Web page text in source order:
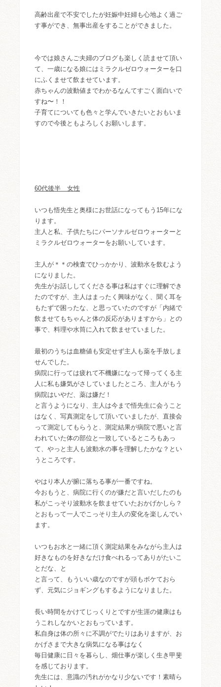
高齢出産で不安でしたが妊娠中妊婦も心地よく過ご
す事ができ、無事出産をすることができました。
今では娘さんご夫婦のブログも楽しく読ませて頂い
て、一歳になる娘にはミラクルゼロウォーターを口
にふくませて飲ませています。
赤ちゃんの波動値までわかるなんてすごく面白いで
すね〜！！
子育てについても色々と学んでいきたいとおもいま
すので今後ともよろしくお願いします。
60代後半 女性
いつも悟先生と奥様にお世話になってもう15年にな
ります。
主人と私、子供たちにパーソナルゼロウォーターと
ミラクルゼロウォーターをお願いしています。
主人が＊＊の検査でひっかかり、波動水を飲むよう
になりました。
先生がお話ししてくださる事は私はすぐに理解でき
たのですが、主人はまったく興味がなく、聞く耳を
もたずで困ったな、と思っていたのですが「内緒で
飲ませてもちゃんと体の反応がありますから」との
事で、料理や水筒に入れて飲ませていました。
最初のうちは血糖値も安定せず主人も薬を手放しま
せんでした。
病院に行っては疲れて不機嫌になって帰ってくる主
人に私も嫌気がさしていましたところ、主人がもう
病院はいやだ、薬は嫌だ！
と言うようになり、主人は今まで悟先生に会うこと
はなく、写真測定をして頂いていましたが、直接会
って測定してもらうと、測定結果が病院で悪いと言
われていた体の部位と一致しているところもあっ
て、やっと主人も波動水の事を理解したかな？とい
うところです。
やはり本人が腑に落ちる事が一番ですね。
今おもうと、病院に行くのが嫌だと言いだしたのも
私がこっそり波動水を飲ませていたおかげかしら？
とおもって一人でこっそり主人の変化を楽しんでい
ます。
いつもお水と一緒に頂く測定結果をみながら主人は
好きなものを好きなだけ食べれるってありがたいこ
とだな、と
と言って、もういい歳なのですが頭もボケておら
ず、元気にジョギングもするようになりました。
長い時間をかけてじっくりとですが生涯の健康はも
うこれしなかいとおもっています。
私自身は体の所々に不調がでたりはありますが、お
かげさまで大きな病気になる事はなく
毎日健康に日々を暮らし、畑仕事が楽しく生き甲斐
を感じております。
先生には、意識の汚れがかなり少ないです！素晴ら